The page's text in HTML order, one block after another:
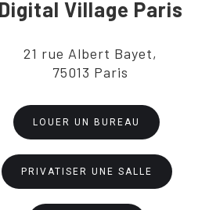
Digital Village Paris
21 rue Albert Bayet,
75013 Paris
LOUER UN BUREAU
PRIVATISER UNE SALLE